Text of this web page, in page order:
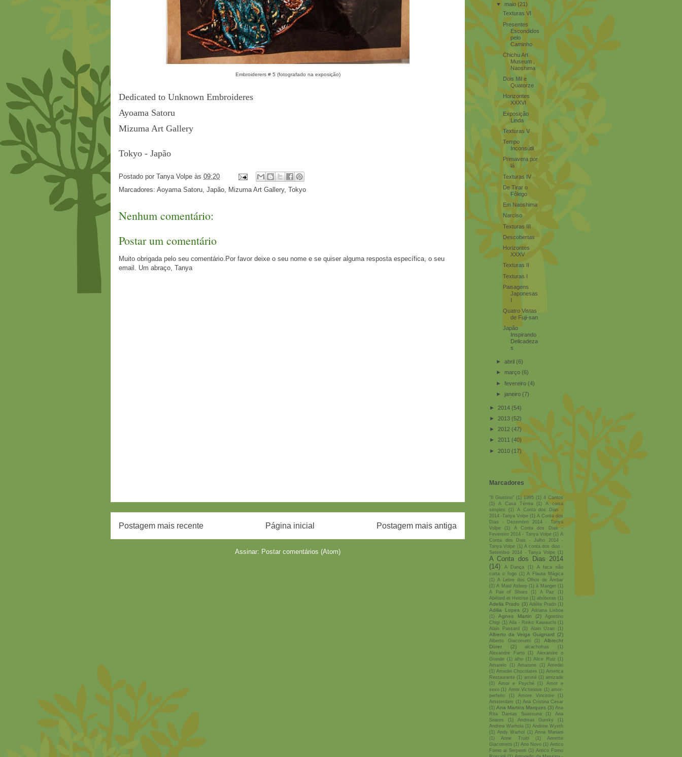
Embroiderers # 5 (fotografado na exposição)
Dedicated to Unknown Embroideres
Ayoama Satoru
Mizuma Art Gallery
Tokyo - Japão
Postado por Tanya Volpe às 09:20
Marcadores: Aoyama Satoru, Japão, Mizuma Art Gallery, Tokyo
Nenhum comentário:
Postar um comentário
Muito obrigada pelo seu comentário.Por favor deixe o seu nome e se quiser alguma resposta específica, o seu
email. Um abraço, Tanya
Postagem mais recente Postagem mais antiga
Página inicial
Assinar: Postar comentários (Atom)
▼ maio (21)
Texturas VI
Presentes
Escondidos
pelo
Caminho
Chichu Art
Museum ,
Naoshima
Dois Mil e
Quatorze
Horizontes
XXXVI
Exposição
Linda
Texturas V
Tempo
Inconsútil
Primavera por
lá
Texturas IV
De Tirar o
Fôlego
Em Naoshima
Narciso
Texturas III
Descobertas
Horizontes
XXXV
Texturas II
Texturas I
Paisagens
Japonesas
I
Quatro Vistas
de Fuji-san
Japão
Inspirando
Delicadeza
s
►abril(6)
► março(6)
►fevereiro(4)
►janeiro(7)
► 2014 (54)
► 2013 (52)
► 2012 (47)
► 2011 (40)
► 2010 (17)
Marcadores
"Il Giustino" (1) 1995 (1) 4 Cantos
(1)
A Casa Térrea (1)
A coisa
simples
(1)
A Conta dos Dias -
2014 -Tanya Volpe (1) A Conta dos
Dias - Dezembro 2014 - Tanya
Volpe
(1)
A Conta dos Dias -
Fevereiro 2014 - Tanya Volpe (1) A
Conta dos Dias - Julho 2014 -
Tanya Volpe (1) A conta dos dias -
Setembro 2014 - Tanya Volpe (1)
A Conta dos Dias 2014
(14)
A Dança (1)
A faca não
corta o fogo (1) A Flauta Mágica
(1) A Lebre dos Olhos de Âmbar
(1) A Maid Asleep (1) à Manger (1)
A Pair of Shoes
(1) A Paz
(1)
Abélard et Heloïse (1) abóboras (1)
Adelia Prado (3) Adélia Prado (1)
Adilia Lopes (2) Adriana Lisboa
(1)
Agnes Martin (2)
Agostino
Chigi (1) Aila - Rinko Kawauchi (1)
Alain Passard
(1) Alain Uzan (1)
Alberto da Veiga Guignard (2)
Alberto Giacometti (1)
Albrecht
Dürer
(2) alcachofras
(1)
Alexandre Farto
(1)
Alexandre o
Grande (1) alho (1) Alice Ruiz (1)
Amarelo (1) Amarone (1) Amedei
(1) Amedei Chocolates (1) America
Restaurante (1) amitié (1) amizade
(1)
Amor e Psyché (1)
Amor e
sexo (1) Amor Victorious (1) amor-
perfeito
(1) Amore Vincitore
(1)
Amsterdam (1) Ana Cristina Cesar
(1) Ana Martins Marques (3) Ana
Rita Dantas Suassuna
(1)
Ana
Soares
(1) Andreas Gursky
(1)
Andrew Warhola (1) Andrew Wyeth
(1) Andy Warhol (1) Anna Mariani
(1)
Anne Truitt (1)
Annette
Giacometti (1) Ano Novo (1) Antico
Forno ai Serpenti (1) Antico Forno